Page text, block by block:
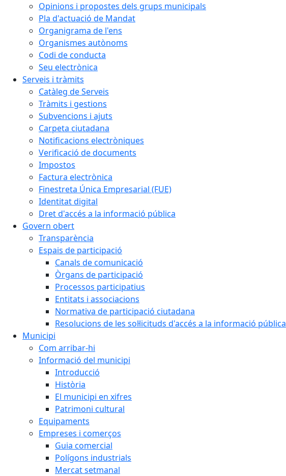
Opinions i propostes dels grups municipals
Pla d'actuació de Mandat
Organigrama de l'ens
Organismes autònoms
Codi de conducta
Seu electrònica
Serveis i tràmits
Catàleg de Serveis
Tràmits i gestions
Subvencions i ajuts
Carpeta ciutadana
Notificacions electròniques
Verificació de documents
Impostos
Factura electrònica
Finestreta Única Empresarial (FUE)
Identitat digital
Dret d'accés a la informació pública
Govern obert
Transparència
Espais de participació
Canals de comunicació
Òrgans de participació
Processos participatius
Entitats i associacions
Normativa de participació ciutadana
Resolucions de les sol·licituds d'accés a la informació pública
Municipi
Com arribar-hi
Informació del municipi
Introducció
Història
El municipi en xifres
Patrimoni cultural
Equipaments
Empreses i comerços
Guia comercial
Polígons industrials
Mercat setmanal